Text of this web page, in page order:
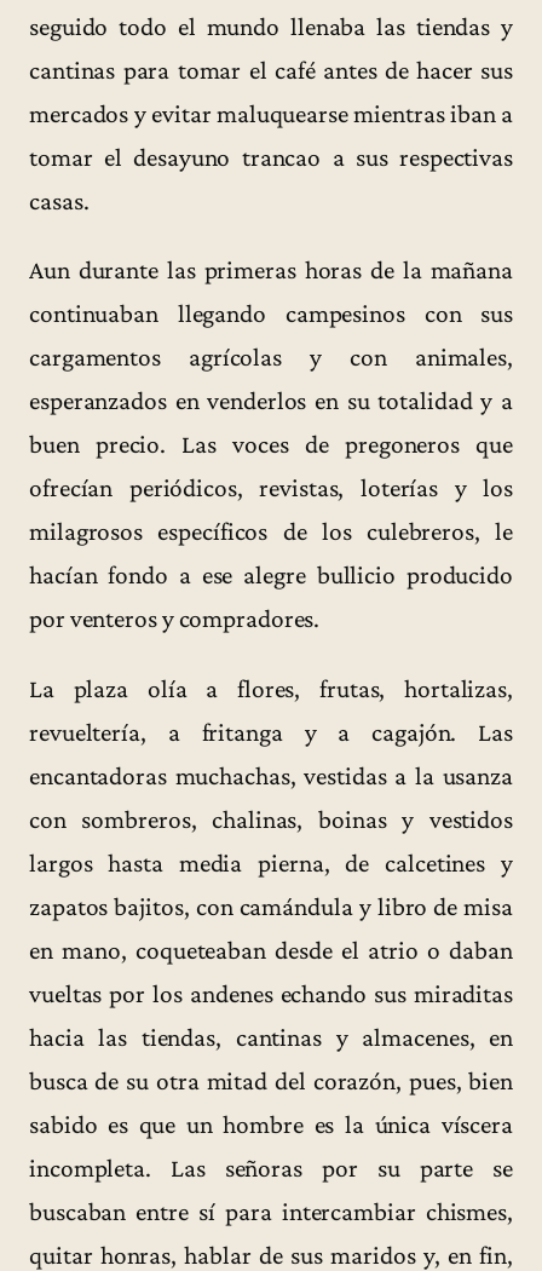
seguido todo el mundo llenaba las tiendas y
cantinas para tomar el café antes de hacer sus
mercados y evitar maluquearse mientras iban a
tomar el desayuno trancao a sus respectivas
casas.
Aun durante las primeras horas de la mañana
continuaban llegando campesinos con sus
cargamentos agrícolas y con animales,
esperanzados en venderlos en su totalidad y a
buen precio. Las voces de pregoneros que
ofrecían periódicos, revistas, loterías y los
milagrosos específicos de los culebreros, le
hacían fondo a ese alegre bullicio producido
por venteros y compradores.
La plaza olía a flores, frutas, hortalizas,
revueltería, a fritanga y a cagajón. Las
encantadoras muchachas, vestidas a la usanza
con sombreros, chalinas, boinas y vestidos
largos hasta media pierna, de calcetines y
zapatos bajitos, con camándula y libro de misa
en mano, coqueteaban desde el atrio o daban
vueltas por los andenes echando sus miraditas
hacia las tiendas, cantinas y almacenes, en
busca de su otra mitad del corazón, pues, bien
sabido es que un hombre es la única víscera
incompleta. Las señoras por su parte se
buscaban entre sí para intercambiar chismes,
quitar honras, hablar de sus maridos y, en fin,